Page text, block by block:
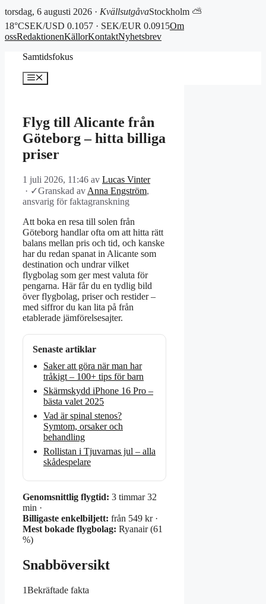
torsdag, 6 augusti 2026 · KvällsutgåvaStockholm ⛅
18°CSEK/USD 0.1057 · SEK/EUR 0.0915Om
ossRedaktionenKällorKontaktNyhetsbrev
Samtidsfokus
Meny
Flyg till Alicante från
Göteborg – hitta billiga
priser
1 juli 2026, 11:46 av Lucas Vinter
· ✓Granskad av Anna Engström,
ansvarig för faktagranskning
Att boka en resa till solen från
Göteborg handlar ofta om att hitta rätt
balans mellan pris och tid, och kanske
har du redan spanat in Alicante som
destination och undrar vilket
flygbolag som ger mest valuta för
pengarna. Här får du en tydlig bild
över flygbolag, priser och restider –
med siffror du kan lita på från
etablerade jämförelsesajter.
Senaste artiklar
Saker att göra när man har
tråkigt – 100+ tips för barn
Skärmskydd iPhone 16 Pro –
bästa valet 2025
Vad är spinal stenos?
Symtom, orsaker och
behandling
Rollistan i Tjuvarnas jul – alla
skådespelare
Genomsnittlig flygtid: 3 timmar 32
min ·
Billigaste enkelbiljett: från 549 kr ·
Mest bokade flygbolag: Ryanair (61
%)
Snabböversikt
1Bekräftade fakta